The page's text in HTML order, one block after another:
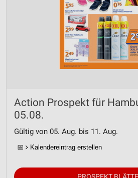
Action Prospekt für
05.08.
Gültig von 05. Aug. bis 11. Aug.
📅 Kalendereintrag erstellen